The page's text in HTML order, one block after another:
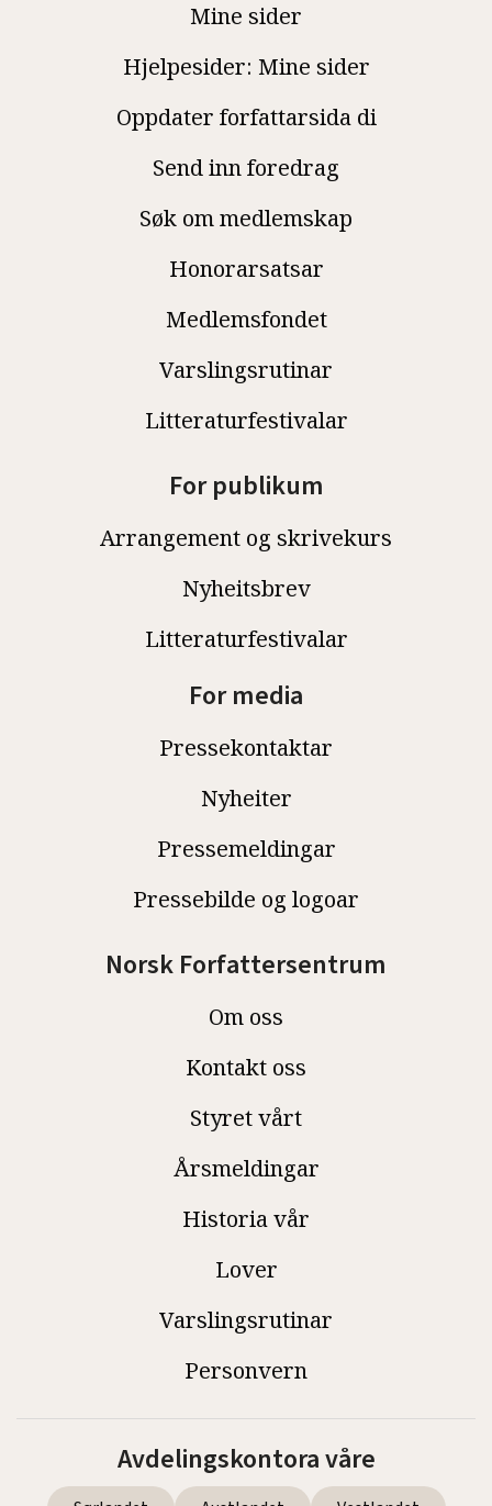
Mine sider
Hjelpesider: Mine sider
Oppdater forfattarsida di
Send inn foredrag
Søk om medlemskap
Honorarsatsar
Medlemsfondet
Varslingsrutinar
Litteraturfestivalar
For publikum
Arrangement og skrivekurs
Nyheitsbrev
Litteraturfestivalar
For media
Pressekontaktar
Nyheiter
Pressemeldingar
Pressebilde og logoar
Norsk Forfattersentrum
Om oss
Kontakt oss
Styret vårt
Årsmeldingar
Historia vår
Lover
Varslingsrutinar
Personvern
Avdelingskontora våre